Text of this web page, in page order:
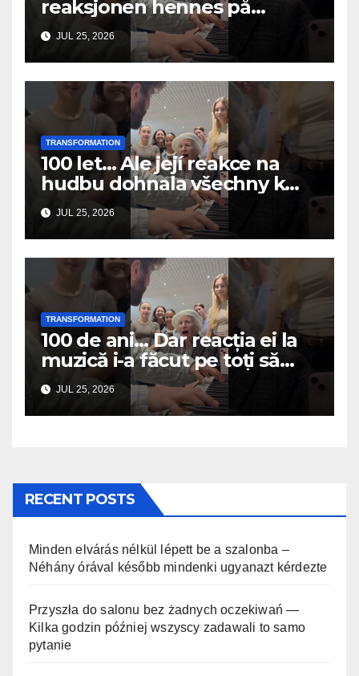
reaksjonen hennes på
musikken fikk alle til å gråte
JUL 25, 2026
TRANSFORMATION
100 let… Ale její reakce na
hudbu dohnala všechny k
slzám
JUL 25, 2026
TRANSFORMATION
100 de ani… Dar reacția ei la
muzică i-a făcut pe toți să
plângă
JUL 25, 2026
RECENT POSTS
Minden elvárás nélkül lépett be a szalonba –
Néhány órával később mindenki ugyanazt kérdezte
Przyszła do salonu bez żadnych oczekiwań —
Kilka godzin później wszyscy zadawali to samo
pytanie